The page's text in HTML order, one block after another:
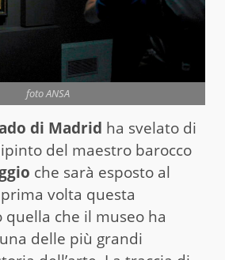
foto ANSA
di Madrid ha svelato di
del maestro barocco
che sarà esposto al
volta questa
che il museo ha
delle più grandi